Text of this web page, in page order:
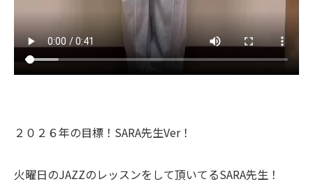
２０２６年の目標！SARA先生Ver！
火曜日のJAZZのレッスンをして頂いてるSARA先生！